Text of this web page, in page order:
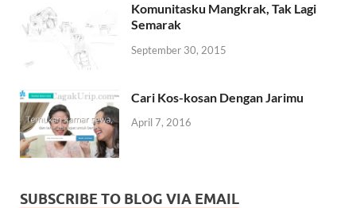
Komunitasku Mangkrak, Tak Lagi
Semarak
September 30, 2015
Cari Kos-kosan Dengan Jarimu
April 7, 2016
SUBSCRIBE TO BLOG VIA EMAIL